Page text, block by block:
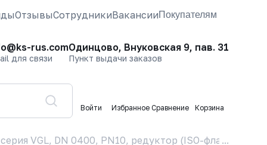
ОтзывыСотрудникиВакансииПокупателям
rus.com
для связи
Одинцово, Внуковская 9, пав. 31
Пункт выдачи заказов
Войти Избранное Сравнение Корзина
VGL, DN 0400, PN10, редуктор (ISO-фланец)